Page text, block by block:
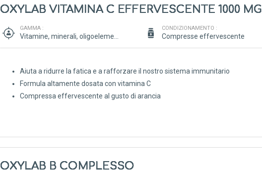
OXYLAB VITAMINA C EFFERVESCENTE 1000 MG
GAMMA : CONDIZIONAMENTO :
Compresse effervescente
Aiuta a ridurre la fatica e a rafforzare il nostro sistema immunitario
Formula altamente dosata con vitamina C
Compressa effervescente al gusto di arancia
OXYLAB B COMPLESSO